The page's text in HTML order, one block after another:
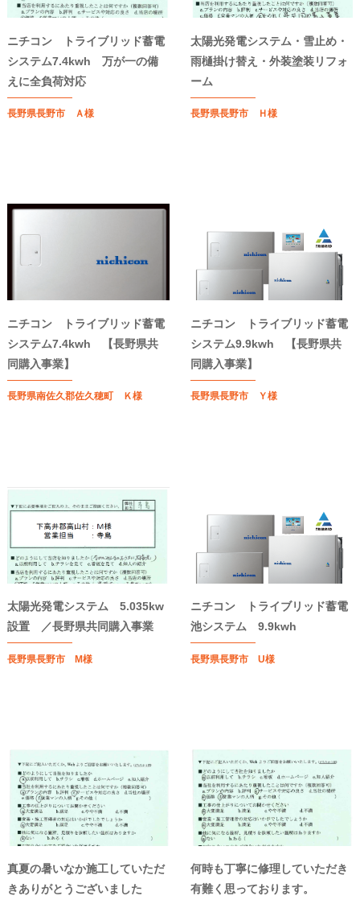
ニチコン トライブリッド蓄電
システム7.4kwh 万が一の備
えに全負荷対応
長野県長野市 Ａ様
太陽光発電システム・雪止め・
雨樋掛け替え・外装塗装リフォ
ーム
長野県長野市 Ｈ様
ニチコン トライブリッド蓄電
システム7.4kwh 【長野県共
同購入事業】
長野県南佐久郡佐久穂町 Ｋ様
ニチコン トライブリッド蓄電
システム9.9kwh 【長野県共
同購入事業】
長野県長野市 Ｙ様
太陽光発電システム 5.035kw
設置 ／長野県共同購入事業
長野県長野市 M様
ニチコン トライブリッド蓄電
池システム 9.9kwh
長野県長野市 U様
真夏の暑いなか施工していただ
きありがとうございました
何時も丁寧に修理していただき
有難く思っております。